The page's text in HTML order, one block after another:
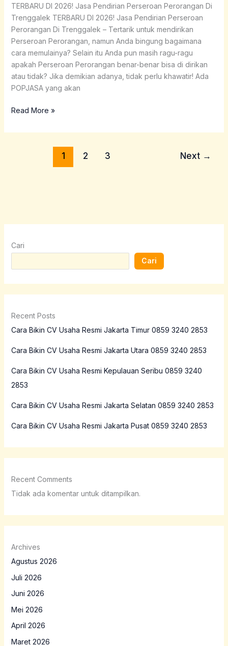
TERBARU DI 2026! Jasa Pendirian Perseroan Perorangan Di
Trenggalek TERBARU DI 2026! Jasa Pendirian Perseroan
Perorangan Di Trenggalek – Tertarik untuk mendirikan
Perseroan Perorangan, namun Anda bingung bagaimana
cara memulainya? Selain itu Anda pun masih ragu-ragu
apakah Perseroan Perorangan benar-benar bisa di dirikan
atau tidak? Jika demikian adanya, tidak perlu khawatir! Ada
POPJASA yang akan
Perorangan
Di
Trenggalek
Read More »
1 2 3 Next →
Cari
Cari
Recent Posts
Cara Bikin CV Usaha Resmi Jakarta Timur 0859 3240 2853
Cara Bikin CV Usaha Resmi Jakarta Utara 0859 3240 2853
Cara Bikin CV Usaha Resmi Kepulauan Seribu 0859 3240
2853
Cara Bikin CV Usaha Resmi Jakarta Selatan 0859 3240 2853
Cara Bikin CV Usaha Resmi Jakarta Pusat 0859 3240 2853
Recent Comments
Tidak ada komentar untuk ditampilkan.
Archives
Agustus 2026
Juli 2026
Juni 2026
Mei 2026
April 2026
Maret 2026